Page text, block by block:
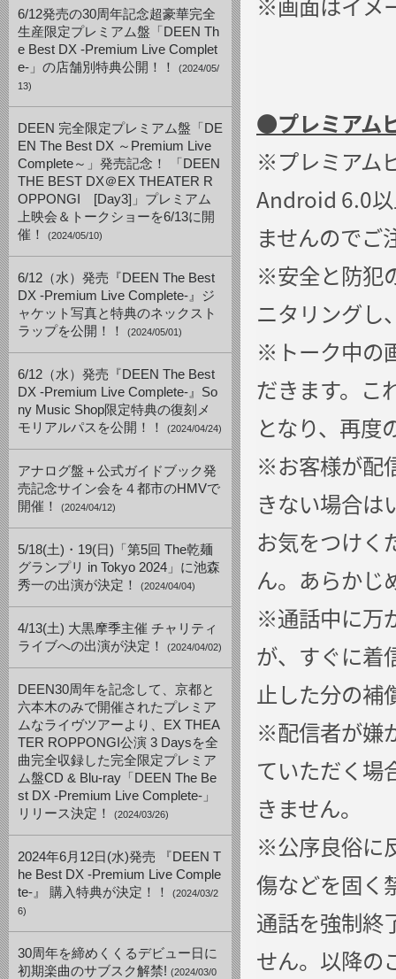
6/12発売の30周年記念超豪華完全
生産限定プレミアム盤「DEEN Th
e Best DX -Premium Live Complet
e-」の店舗別特典公開！！
(2024/05/
13)
DEEN 完全限定プレミアム盤「DE
EN The Best DX ～Premium Live
Complete～」発売記念！ 「DEEN
THE BEST DX＠EX THEATER R
OPPONGI [Day3]」プレミアム
上映会＆トークショーを6/13に開
催！
(2024/05/10)
6/12（水）発売『DEEN The Best
DX -Premium Live Complete-』ジ
ャケット写真と特典のネックスト
ラップを公開！！
(2024/05/01)
6/12（水）発売『DEEN The Best
DX -Premium Live Complete-』So
ny Music Shop限定特典の復刻メ
モリアルパスを公開！！
(2024/04/24)
アナログ盤＋公式ガイドブック発
売記念サイン会を４都市のHMVで
開催！
(2024/04/12)
5/18(土)・19(日)「第5回 The乾麺
グランプリ in Tokyo 2024」に池森
秀一の出演が決定！
(2024/04/04)
4/13(土) 大黒摩季主催 チャリティ
ライブへの出演が決定！
(2024/04/02)
DEEN30周年を記念して、京都と
六本木のみで開催されたプレミア
ムなライヴツアーより、EX THEA
TER ROPPONGI公演 3 Daysを全
曲完全収録した完全限定プレミア
ム盤CD & Blu-ray「DEEN The Be
st DX -Premium Live Complete-」
リリース決定！
(2024/03/26)
2024年6月12日(水)発売 『DEEN T
he Best DX -Premium Live Comple
te-』 購入特典が決定！！
(2024/03/2
6)
30周年を締めくくるデビュー日に
初期楽曲のサブスク解禁! (2024/03/0
●プレミアム
※プレミアム
Android 6.0以
ませんのでご
※安全と防犯
ニタリングし
※トーク中の
だきます。こ
となり、再度
※お客様が配
きない場合は
お気をつけく
ん。あらかじ
※通話中に万
が、すぐに着
止した分の補
※配信者が嫌
ていただく場
きません。
※公序良俗に
傷などを固く
通話を強制終
せん。以降の